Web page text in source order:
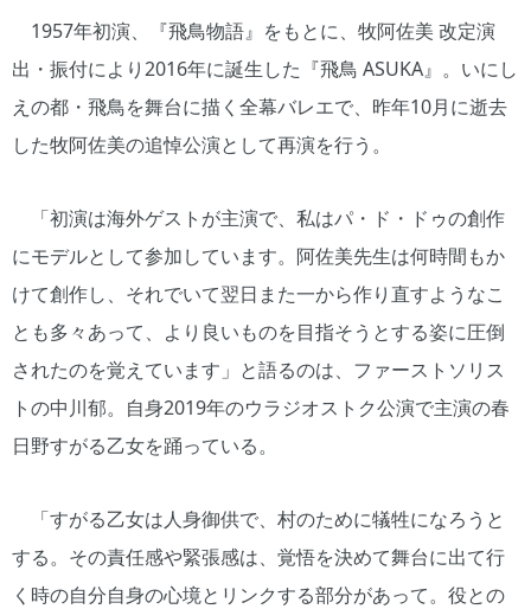
1957年初演、『飛鳥物語』をもとに、牧阿佐美 改定演
出・振付により2016年に誕生した『飛鳥 ASUKA』。いにし
えの都・飛鳥を舞台に描く全幕バレエで、昨年10月に逝去
した牧阿佐美の追悼公演として再演を行う。
「初演は海外ゲストが主演で、私はパ・ド・ドゥの創作
にモデルとして参加しています。阿佐美先生は何時間もか
けて創作し、それでいて翌日また一から作り直すようなこ
とも多々あって、より良いものを目指そうとする姿に圧倒
されたのを覚えています」と語るのは、ファーストソリス
トの中川郁。自身2019年のウラジオストク公演で主演の春
日野すがる乙女を踊っている。
「すがる乙女は人身御供で、村のために犠牲になろうと
する。その責任感や緊張感は、覚悟を決めて舞台に出て行
く時の自分自身の心境とリンクする部分があって。役との